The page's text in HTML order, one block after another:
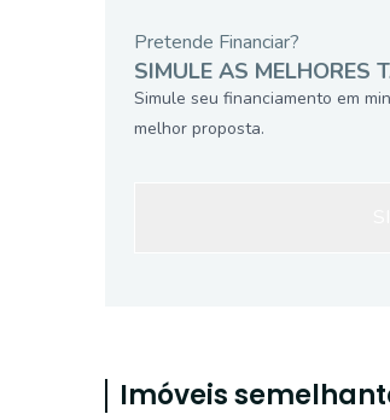
Pretende Financiar?
SIMULE AS MELHORES
Simule seu financiamento em
melhor proposta.
Imóveis